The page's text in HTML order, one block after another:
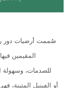
صُممت أرضيات دور
المقيمين
للصدمات،